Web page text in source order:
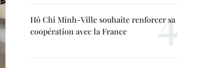
Hô Chi Minh-Ville souhaite renforcer sa
coopération avec la France